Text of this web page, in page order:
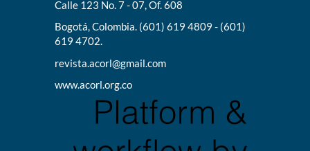
Calle 123 No. 7 - 07, Of. 608
Bogotá, Colombia. (601) 619 4809 - (601)
619 4702.
revista.acorl@gmail.com
www.acorl.org.co